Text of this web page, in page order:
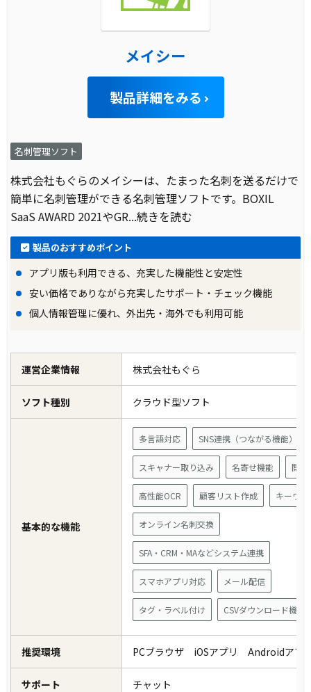
メイシー
製品詳細をみる
名刺管理ソフト
株式会社もぐらのメイシーは、たまった名刺を送るだけで
簡単に名刺管理ができる名刺管理ソフトです。BOXIL
SaaS AWARD 2021やGR...続きを読む
製品のおすすめポイント
アプリ版も利用できる、充実した機能性と安定性
安い価格でありながら充実したサポート・チェック機能
個人情報管理に優れ、外出先・海外でも利用可能
運営企業情報 株式会社もぐら
ソフト種別 クラウド型ソフト
基本的な機能
多言語対応 SNS連携（つながる機能）
スキャナー取り込み 名寄せ機能 閲覧
高性能OCR 顧客リスト作成 キーワ
オンライン名刺交換
SFA・CRM・MAなどシステム連携
スマホアプリ対応 メール配信
タグ・ラベル付け CSVダウンロード機能
推奨環境 PCブラウザ iOSアプリ Androidア
サポート チャット